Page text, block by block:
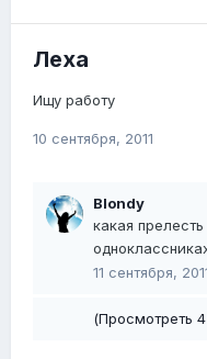
Леха
Ищу работу
10 сентября, 2011
Blondy
какая прелесть
11 сентября,
(Просмотреть 4